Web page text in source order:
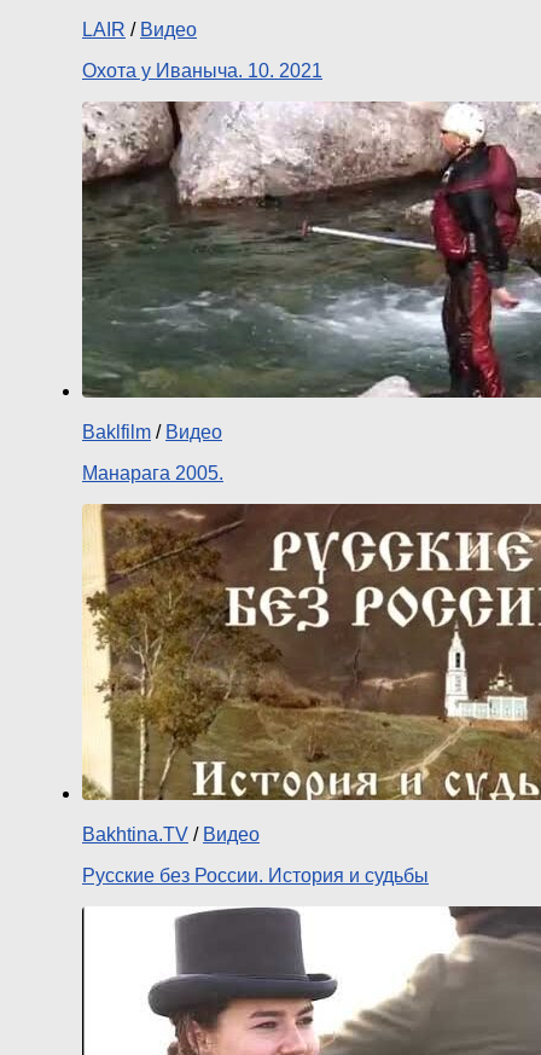
LAIR / Видео
Охота у Иваныча. 10. 2021
Baklfilm / Видео
Манарага 2005.
Bakhtina.TV / Видео
Русские без России. История и судьбы